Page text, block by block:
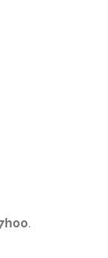
.